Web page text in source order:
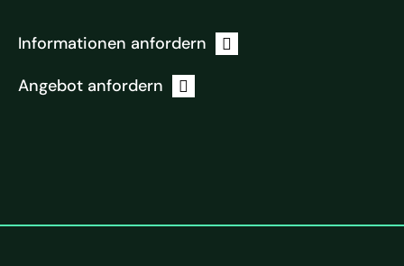
Informationen anfordern
Angebot anfordern